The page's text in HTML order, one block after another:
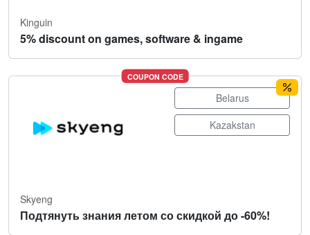
Kinguin
5% discount on games, software & ingame
COUPON CODE
Belarus
Kazakstan
Skyeng
Подтянуть знания летом со скидкой до -60%!